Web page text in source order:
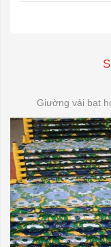
Giường vải bạt